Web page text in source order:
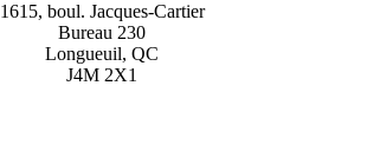
1615, boul. Jacques-Cartier
Bureau 230
Longueuil, QC
J4M 2X1